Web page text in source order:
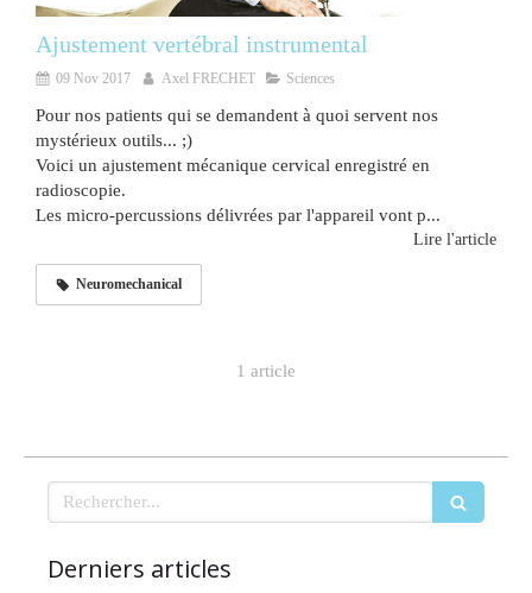
Ajustement vertébral instrumental
09 Nov 2017 Axel FRECHET Sciences
Pour nos patients qui se demandent à quoi servent nos
mystérieux outils... ;)
Voici un ajustement mécanique cervical enregistré en
radioscopie.
Les micro-percussions délivrées par l'appareil vont p...
Lire l'article
Neuromechanical
1 article
Rechercher
Derniers articles